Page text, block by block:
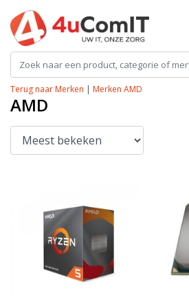
Terug naar Merken | Merken AMD
AMD